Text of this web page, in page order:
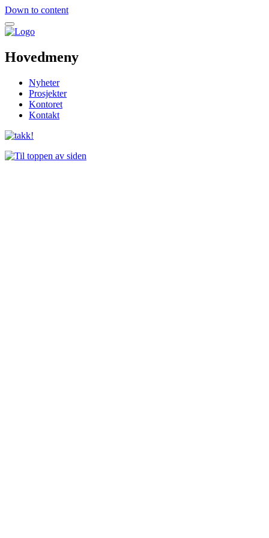
Down to content
Hovedmeny
Nyheter
Prosjekter
Kontoret
Kontakt